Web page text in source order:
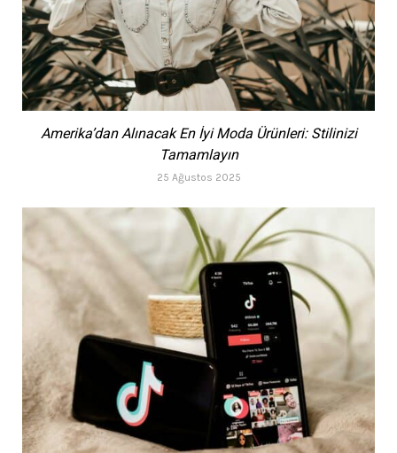
Amerika’dan Alınacak En İyi Moda Ürünleri: Stilinizi
Tamamlayın
25 Ağustos 2025